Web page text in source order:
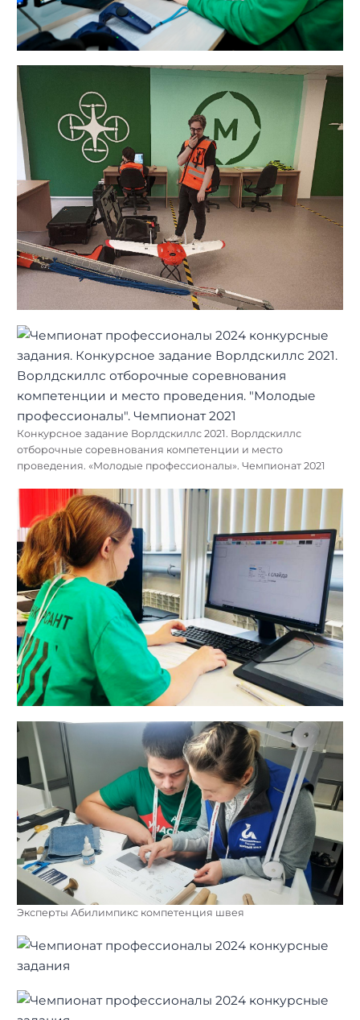
Конкурсное задание Ворлдскиллс 2021. Ворлдскиллс
отборочные соревнования компетенции и место
проведения. «Молодые профессионалы». Чемпионат 2021
Эксперты Абилимпикс компетенция швея